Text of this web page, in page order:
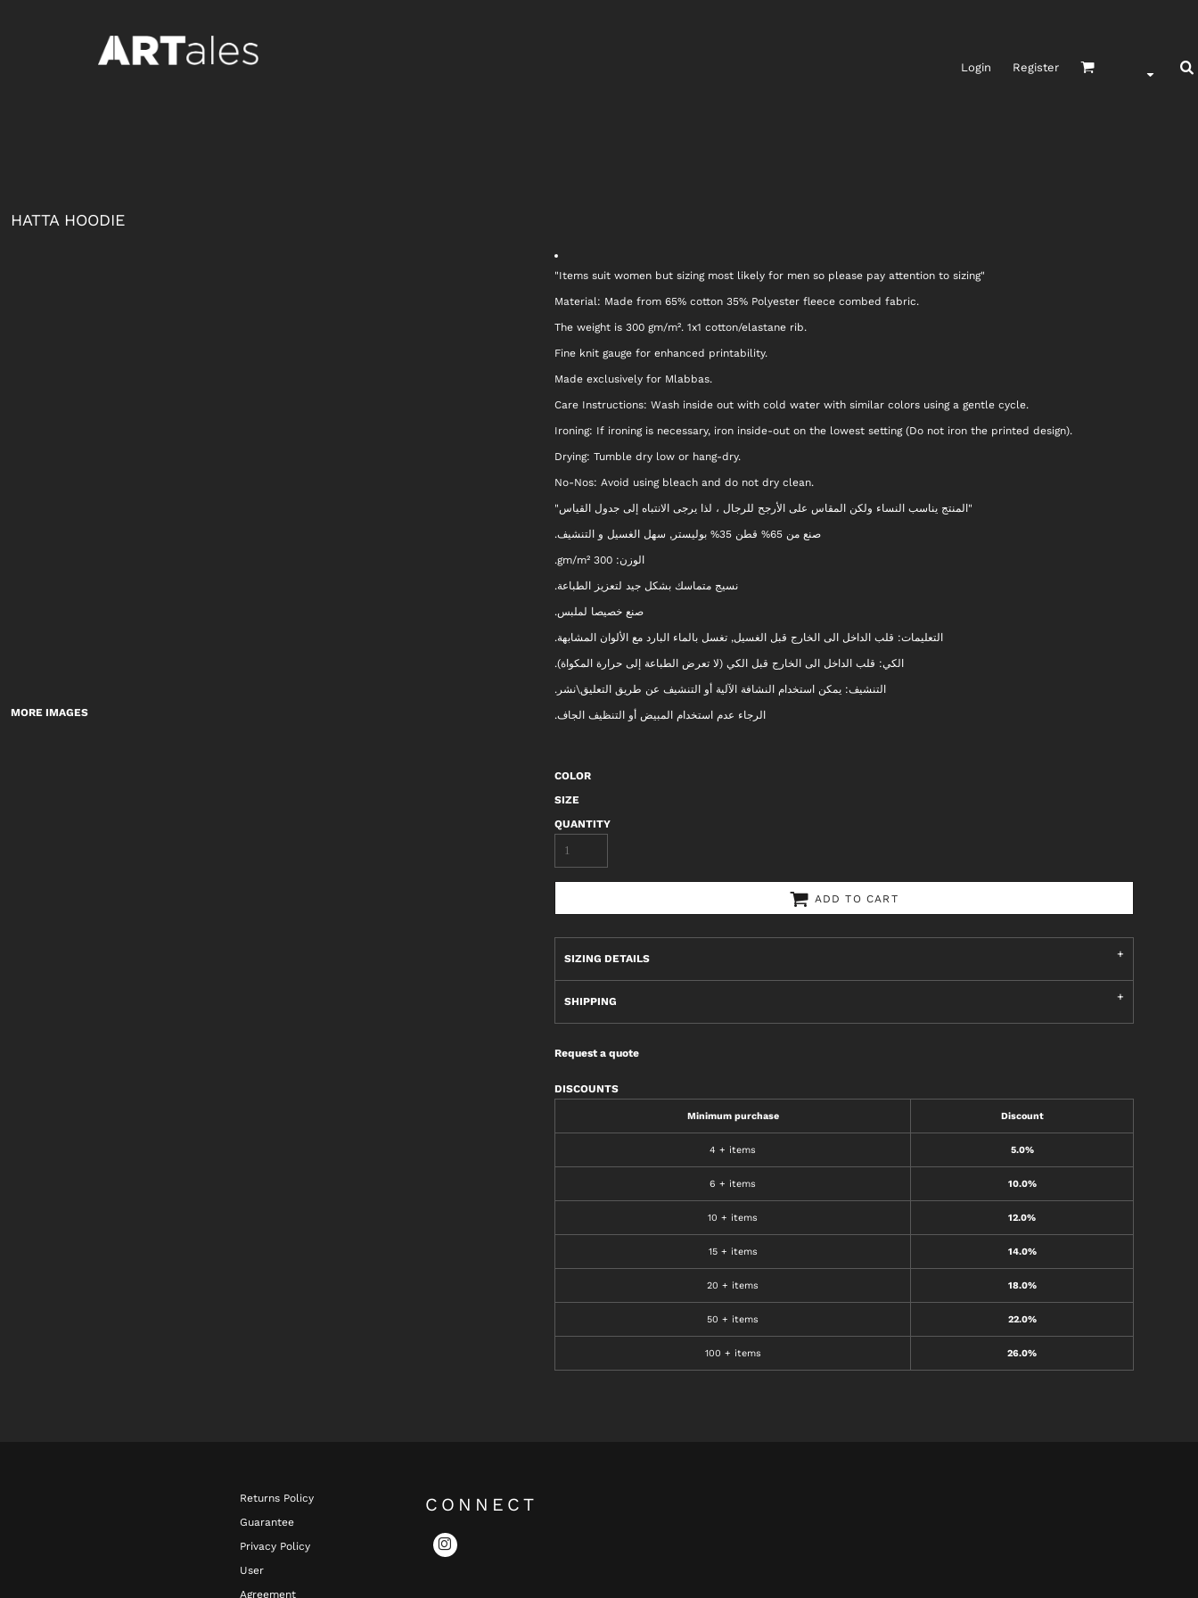
Login Register
HATTA HOODIE
MORE IMAGES
"Items suit women but sizing most likely for men so please pay attention to sizing"
Material: Made from 65% cotton 35% Polyester fleece combed fabric.
The weight is 300 gm/m². 1x1 cotton/elastane rib.
Fine knit gauge for enhanced printability.
Made exclusively for Mlabbas.
Care Instructions: Wash inside out with cold water with similar colors using a gentle cycle.
Ironing: If ironing is necessary, iron inside-out on the lowest setting (Do not iron the printed design).
Drying: Tumble dry low or hang-dry.
No-Nos: Avoid using bleach and do not dry clean.
"المنتج يناسب النساء ولكن المقاس على الأرجح للرجال ، لذا يرجى الانتباه إلى جدول القياس"
صنع من 65% قطن 35% بوليستر, سهل الغسيل و التنشيف.
الوزن: 300 gm/m².
نسيج متماسك بشكل جيد لتعزيز الطباعة.
صنع خصيصا لملبس.
التعليمات: قلب الداخل الى الخارج قبل الغسيل, تغسل بالماء البارد مع الألوان المشابهة.
الكي: قلب الداخل الى الخارج قبل الكي (لا تعرض الطباعة إلى حرارة المكواة).
التنشيف: يمكن استخدام النشافة الآلية أو التنشيف عن طريق التعليق\نشر.
الرجاء عدم استخدام المبيض أو التنظيف الجاف.
COLOR
SIZE
QUANTITY
ADD TO CART
SIZING DETAILS
SHIPPING
Request a quote
DISCOUNTS
Minimum purchase Discount
4 + items 5.0%
6 + items 10.0%
10 + items 12.0%
15 + items 14.0%
20 + items 18.0%
50 + items 22.0%
100 + items 26.0%
Returns Policy
Guarantee
Privacy Policy
User
Agreement
CONNECT
LOGIN
REGISTER